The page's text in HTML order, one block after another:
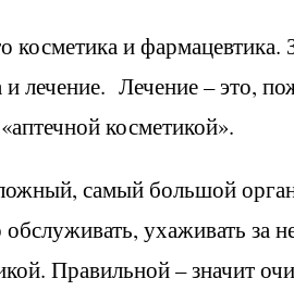
косметика и
и лечение. Лечение – это,
косметикой».
самый большой орган
ухаживать за
Правильной – значит